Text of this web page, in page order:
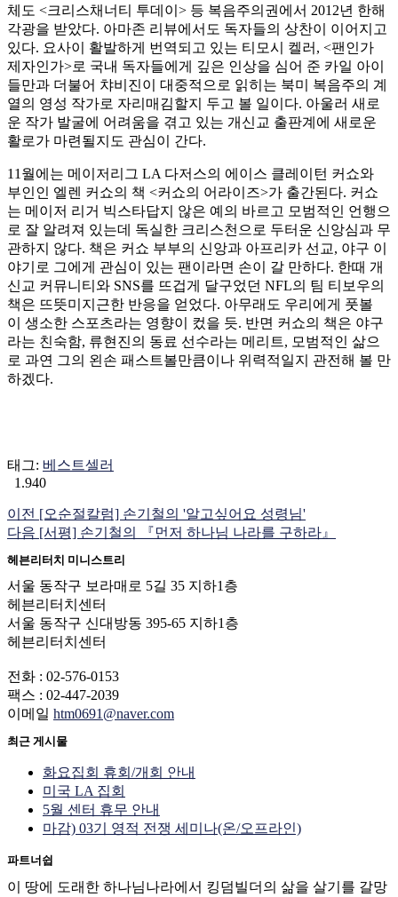
체도 <크리스채너티 투데이> 등 복음주의권에서 2012년 한해
각광을 받았다. 아마존 리뷰에서도 독자들의 상찬이 이어지고
있다. 요사이 활발하게 번역되고 있는 티모시 켈러, <팬인가
제자인가>로 국내 독자들에게 깊은 인상을 심어 준 카일 아이
들만과 더불어 챠비진이 대중적으로 읽히는 북미 복음주의 계
열의 영성 작가로 자리매김할지 두고 볼 일이다. 아울러 새로
운 작가 발굴에 어려움을 겪고 있는 개신교 출판계에 새로운
활로가 마련될지도 관심이 간다.
11월에는 메이저리그 LA 다저스의 에이스 클레이턴 커쇼와
부인인 엘렌 커쇼의 책 <커쇼의 어라이즈>가 출간된다. 커쇼
는 메이저 리거 빅스타답지 않은 예의 바르고 모범적인 언행으
로 잘 알려져 있는데 독실한 크리스천으로 두터운 신앙심과 무
관하지 않다. 책은 커쇼 부부의 신앙과 아프리카 선교, 야구 이
야기로 그에게 관심이 있는 팬이라면 손이 갈 만하다. 한때 개
신교 커뮤니티와 SNS를 뜨겁게 달구었던 NFL의 팀 티보우의
책은 뜨뜻미지근한 반응을 얻었다. 아무래도 우리에게 풋볼
이 생소한 스포츠라는 영향이 컸을 듯. 반면 커쇼의 책은 야구
라는 친숙함, 류현진의 동료 선수라는 메리트, 모범적인 삶으
로 과연 그의 왼손 패스트볼만큼이나 위력적일지 관전해 볼 만
하겠다.
태그: 베스트셀러
1.940
이전 [오순절칼럼] 손기철의 '알고싶어요 성령님'
다음 [서평] 손기철의 『먼저 하나님 나라를 구하라』
헤븐리터치 미니스트리
서울 동작구 보라매로 5길 35 지하1층
헤븐리터치센터
서울 동작구 신대방동 395-65 지하1층
헤븐리터치센터
전화 : 02-576-0153
팩스 : 02-447-2039
이메일 htm0691@naver.com
최근 게시물
화요집회 휴회/개회 안내
미국 LA 집회
5월 센터 휴무 안내
마감) 03기 영적 전쟁 세미나(온/오프라인)
파트너쉽
이 땅에 도래한 하나님나라에서 킹덤빌더의 삶을 살기를 갈망